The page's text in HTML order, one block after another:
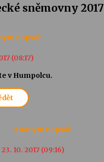
sněmovny 2017
napsal:
(08:17)
v Humpolcu.
Anonym napsal:
23. 10. 2017 (09:16)